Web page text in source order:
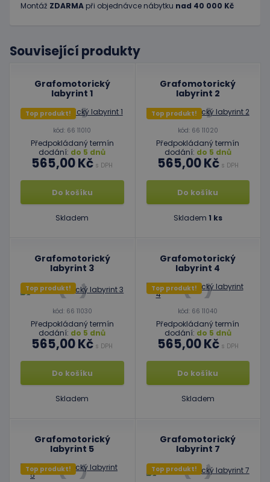
Montáž ZDARMA při objednávce nábytku nad 40 000 Kč
Související produkty
Grafomotorický
labyrint 1
Top produkt!
kód: 66 11010
Předpokládaný termín
dodání: do 5 dnů
565,00 Kč s DPH
Do košíku
Skladem
Grafomotorický
labyrint 2
Top produkt!
kód: 66 11020
Předpokládaný termín
dodání: do 5 dnů
565,00 Kčs DPH
Do košíku
Skladem 1 ks
Grafomotorický
labyrint 3
Top produkt!
kód: 66 11030
Předpokládaný termín
dodání: do 5 dnů
565,00 Kč s DPH
Do košíku
Skladem
Grafomotorický
labyrint 4
Top produkt!
kód: 66 11040
Předpokládaný termín
dodání: do 5 dnů
565,00 Kčs DPH
Do košíku
Skladem
Grafomotorický
labyrint 5
Top produkt!
Grafomotorický
labyrint 7
Top produkt!